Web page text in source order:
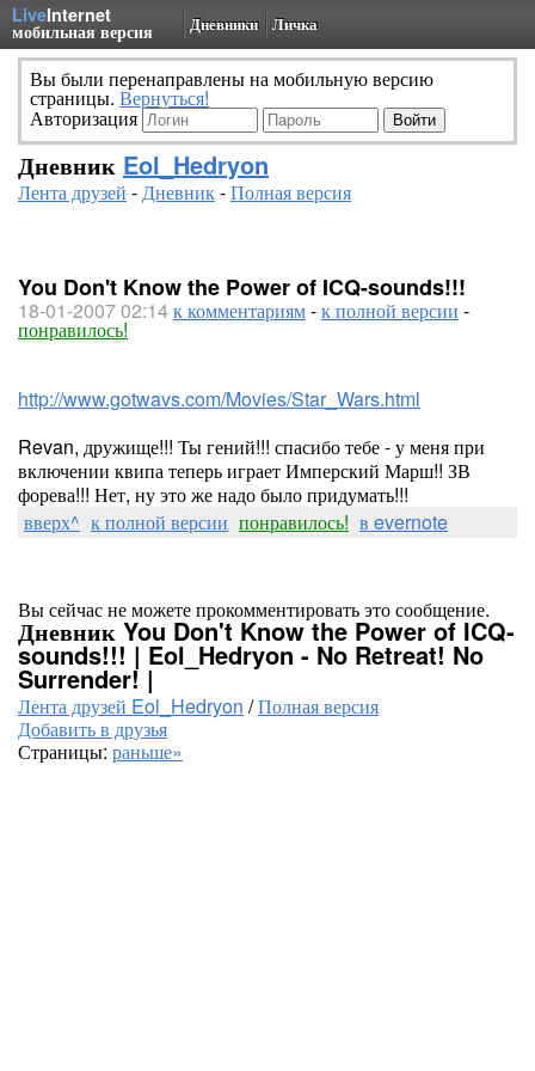
LiveInternet
мобильная версия Дневники Личка
Вы были перенаправлены на мобильную версию
страницы. Вернуться!
Авторизация
Дневник Eol_Hedryon
Лента друзей -Дневник-Полная версия
You Don't Know the Power of ICQ-sounds!!!
18-01-2007 02:14к комментариям-к полной версии -
понравилось!
http://www.gotwavs.com/Movies/Star_Wars.html
Revan, дружище!!! Ты гений!!! спасибо тебе - у меня при
включении квипа теперь играет Имперский Марш!! ЗВ
форева!!! Нет, ну это же надо было придумать!!!
вверх^ к полной версии понравилось! в evernote
Вы сейчас не можете прокомментировать это сообщение.
Дневник You Don't Know the Power of ICQ-
sounds!!! | Eol_Hedryon - No Retreat! No
Surrender! |
Лента друзей Eol_Hedryon /Полная версия
Добавить в друзья
Страницы: раньше»